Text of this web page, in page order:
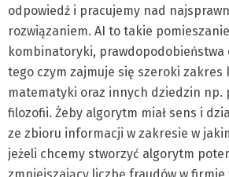
odpowiedź i pracujemy nad
rozwiązaniem. AI to takie
kombinatoryki, prawdopodobieństwa
tego czym zajmuje się szeroki zakres
matematyki oraz innych dziedzin np.
filozofii. Żeby algorytm miał sens i
ze zbioru informacji w zakresie w
jeżeli chcemy stworzyć algorytm